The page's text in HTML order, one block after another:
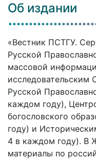
Об издании
«Вестник ПСТГУ.
Русской
массовой
исследовательским
Русской
каждом году),
богословского
году) и
4 в каждом году). В
материалы по